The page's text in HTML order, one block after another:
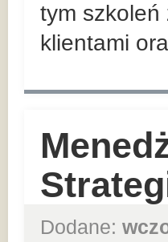
tym szkoleń
klientami
Dodane: